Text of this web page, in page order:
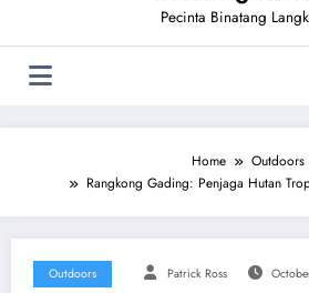
Pecinta Binatang
Home
Outdoors
Rangkong Gading: Penjaga Hutan
Outdoors Patrick Ross